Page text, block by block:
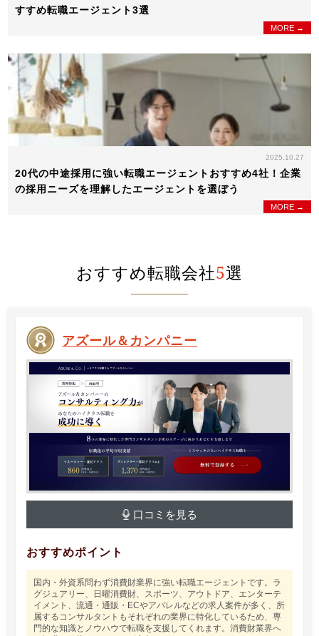
すすめ転職エージェント3選
MORE →
2025.10.27
20代の中途採用に強い転職エージェントおすすめ4社！企業
の採用ニーズを理解したエージェントを選ぼう
MORE →
おすすめ転職会社5選
アズール＆カンパニー
口コミを見る
おすすめポイント
国内・外資系問わず消費財業界に強い転職エージェントです。ラ
グジュアリー、日曜消費財、スポーツ、アウトドア、エンターテ
イメント、流通・通販・ECやアパレルなどの求人案件が多く、所
属するコンサルタントもそれぞれの業界に特化しているため、専
門的な知識とノウハウで転職を支援してくれます。消費財業界へ